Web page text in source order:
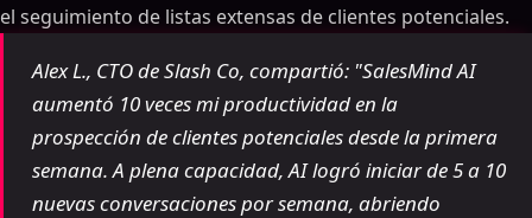
el seguimiento de listas extensas de clientes potenciales.
Alex L., CTO de Slash Co, compartió: "SalesMind AI
aumentó 10 veces mi productividad en la
prospección de clientes potenciales desde la primera
semana. A plena capacidad, AI logró iniciar de 5 a 10
nuevas conversaciones por semana, abriendo